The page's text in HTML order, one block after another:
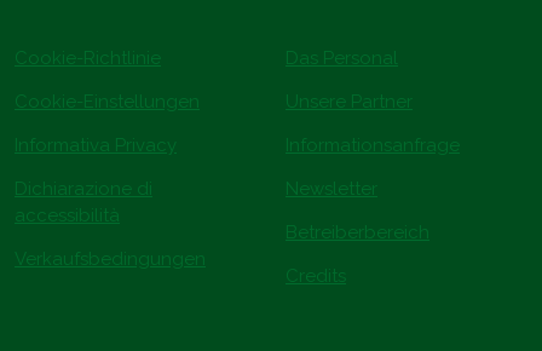
Cookie-Richtlinie
Cookie-Einstellungen
Informativa Privacy
Dichiarazione di
accessibilità
Verkaufsbedingungen
Das Personal
Unsere Partner
Informationsanfrage
Newsletter
Betreiberbereich
Credits